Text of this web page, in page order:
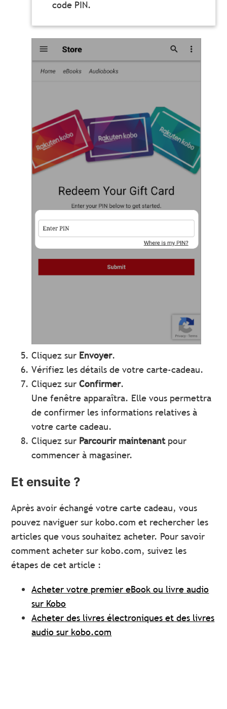
code PIN.
Cliquez sur Envoyer.
Vérifiez les détails de votre carte-cadeau.
Cliquez surConfirmer.
Une fenêtre apparaîtra. Elle vous permettra
de confirmer les informations relatives à
votre carte cadeau.
Cliquez sur Parcourir maintenantpour
commencer à magasiner.
Et ensuite ?
Après avoir échangé votre carte cadeau, vous
pouvez naviguer sur kobo.com et rechercher les
articles que vous souhaitez acheter. Pour savoir
comment acheter sur kobo.com, suivez les
étapes de cet article :
Acheter votre premier eBook ou livre audio
sur Kobo
Acheter des livres électroniques et des livres
audio sur kobo.com